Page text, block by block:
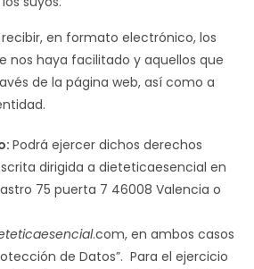
recibir, en formato electrónico, los
nos haya facilitado y aquellos que
de la página web, así como a
Podrá ejercer dichos derechos
dirigida a dieteticaesencial en
75 puerta 7 46008 Valencia o
.com, en ambos casos
de Datos”. Para el ejercicio